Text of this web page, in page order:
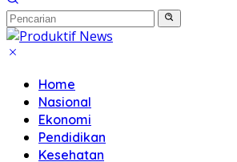
Home
Nasional
Ekonomi
Pendidikan
Kesehatan